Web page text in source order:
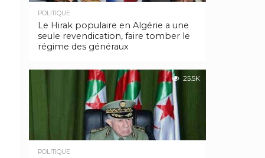
POLITIQUE
Le Hirak populaire en Algérie a une
seule revendication, faire tomber le
régime des généraux
25.5K
POLITIQUE